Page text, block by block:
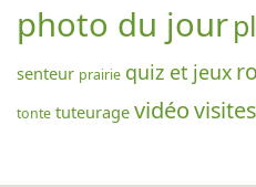
photo du jour
senteur prairie quiz et jeux
tonte tuteurage vidéovisites